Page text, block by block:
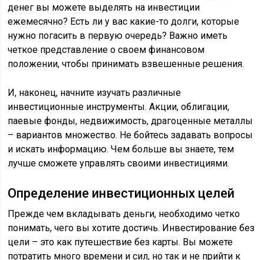
денег вы можете выделять на инвестиции
ежемесячно? Есть ли у вас какие-то долги, которые
нужно погасить в первую очередь? Важно иметь
четкое представление о своем финансовом
положении, чтобы принимать взвешенные решения.
И, наконец, начните изучать различные
инвестиционные инструменты. Акции, облигации,
паевые фонды, недвижимость, драгоценные металлы
– вариантов множество. Не бойтесь задавать вопросы
и искать информацию. Чем больше вы знаете, тем
лучше сможете управлять своими инвестициями.
Определение инвестиционных целей
Прежде чем вкладывать деньги, необходимо четко
понимать, чего вы хотите достичь. Инвестирование без
цели – это как путешествие без карты. Вы можете
потратить много времени и сил, но так и не прийти к